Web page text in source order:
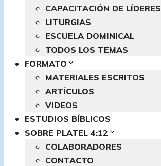
CAPACITACIÓN DE LÍDERES
LITURGIAS
ESCUELA DOMINICAL
TODOS LOS TEMAS
FORMATO
MATERIALES ESCRITOS
ARTÍCULOS
VIDEOS
ESTUDIOS BÍBLICOS
SOBRE PLATEL 4:12
COLABORADORES
CONTACTO